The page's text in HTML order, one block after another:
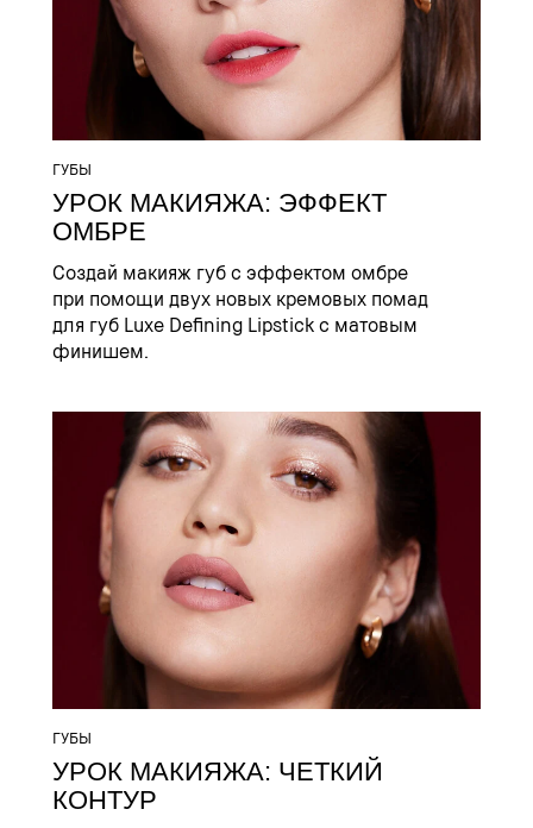
ГУБЫ
УРОК МАКИЯЖА: ЭФФЕКТ
ОМБРЕ
Создай макияж губ с эффектом омбре
при помощи двух новых кремовых помад
для губ Luxe Defining Lipstick с матовым
финишем.
ГУБЫ
УРОК МАКИЯЖА: ЧЕТКИЙ
КОНТУР